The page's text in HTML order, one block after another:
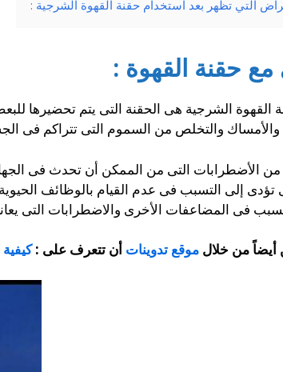
التي تظهر بعد استخدام حقنة القهوة الشرجية :
مع حقنة القهوة :
القهوة الشرجية هى الحقنة التى يتم تحضيرها
والتخلص من السموم التى تتراكم فى
الأضطرابات التى من الممكن أن تحدث فى
تؤدى إلى التسبب فى عدم القيام بالوظائف
فى المضاعفات الأخرى والاضطرابات التى
من خلال موقع تدوينات أن تتعرف على :